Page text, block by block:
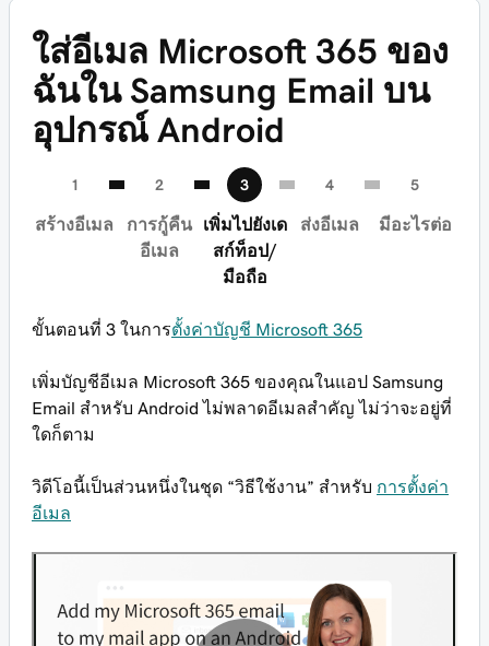
ใส่อีเมล Microsoft 365 ของ
ฉันใน Samsung Email บน
อุปกรณ์ Android
สร้างอีเมล
การกู้คืน
อีเมล
เพิ่มไปยังเด
สก์ท็อป/
มือถือ
ส่งอีเมล มีอะไรต่อ
ขั้นตอนที่ 3 ในการตั้งค่าบัญชี Microsoft 365
เพิ่มบัญชีอีเมล Microsoft 365 ของคุณในแอป Samsung
Email สำหรับ Android ไม่พลาดอีเมลสำคัญ ไม่ว่าจะอยู่ที่
ใดก็ตาม
วิดีโอนี้เป็นส่วนหนึ่งในชุด “วิธีใช้งาน” สำหรับ การตั้งค่า
อีเมล